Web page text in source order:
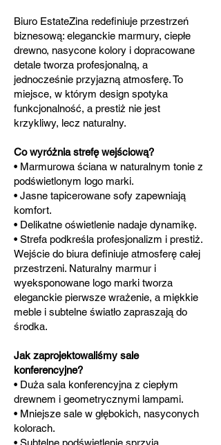
Biuro EstateZina redefiniuje przestrzeń
biznesową: eleganckie marmury, ciepłe
drewno, nasycone kolory i dopracowane
detale tworza profesjonalną, a
jednocześnie przyjazną atmosferę. To
miejsce, w którym design spotyka
funkcjonalność, a prestiż nie jest
krzykliwy, lecz naturalny.
Co wyróżnia strefę wejściową?
• Marmurowa ściana w naturalnym tonie z
podświetlonym logo marki.
• Jasne tapicerowane sofy zapewniają
komfort.
• Delikatne oświetlenie nadaje dynamikę.
• Strefa podkreśla profesjonalizm i prestiż.
Wejście do biura definiuje atmosferę całej
przestrzeni. Naturalny marmur i
wyeksponowane logo marki tworza
eleganckie pierwsze wrażenie, a miękkie
meble i subtelne światło zapraszają do
środka.
Jak zaprojektowaliśmy sale
konferencyjne?
• Duża sala konferencyjna z ciepłym
drewnem i geometrycznymi lampami.
• Mniejsze sale w głębokich, nasyconych
kolorach.
• Subtelne podświetlenie sprzyja